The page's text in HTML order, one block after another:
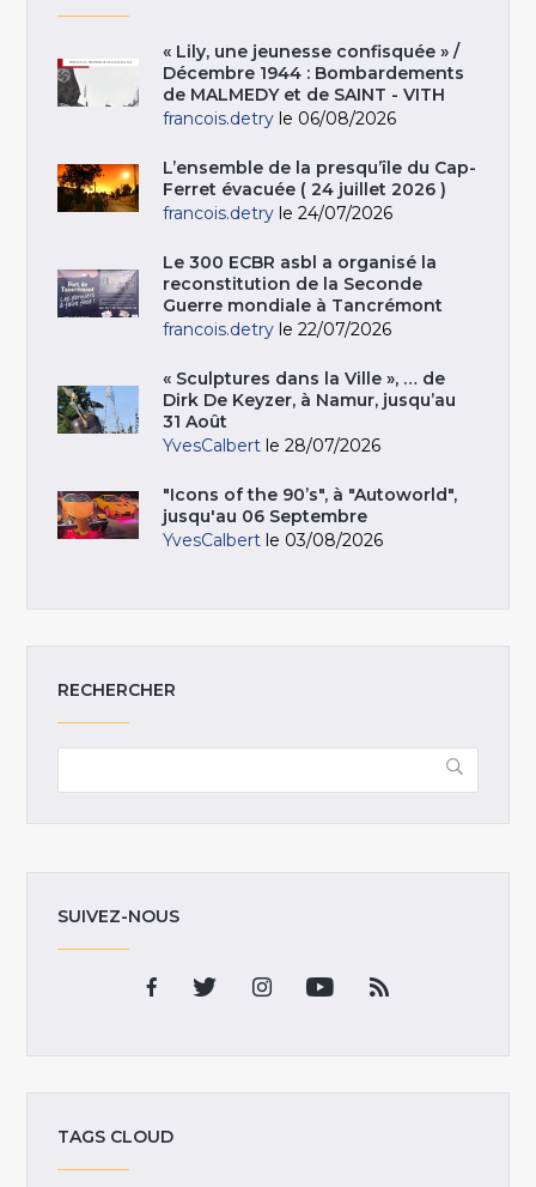
« Lily, une jeunesse confisquée » /
Décembre 1944 : Bombardements
de MALMEDY et de SAINT - VITH
francois.detry le 06/08/2026
L’ensemble de la presqu’île du Cap-
Ferret évacuée ( 24 juillet 2026 )
francois.detry le 24/07/2026
Le 300 ECBR asbl a organisé la
reconstitution de la Seconde
Guerre mondiale à Tancrémont
francois.detry le 22/07/2026
« Sculptures dans la Ville », … de
Dirk De Keyzer, à Namur, jusqu’au
31 Août
YvesCalbert le 28/07/2026
"Icons of the 90’s", à "Autoworld",
jusqu'au 06 Septembre
YvesCalbert le 03/08/2026
RECHERCHER
SUIVEZ-NOUS
TAGS CLOUD